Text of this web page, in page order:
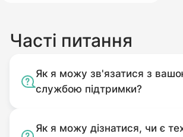
Часті питання
Як я можу зв'язатися з
службою підтримки?
Як я можу дізнатися, чи є